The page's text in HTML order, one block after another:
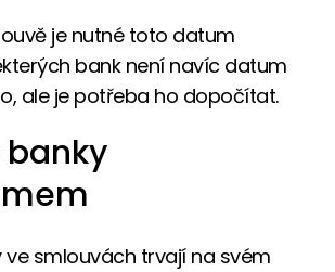
je nutné toto datum
bank není navíc datum
ale je potřeba ho dopočítat.
banky
ve smlouvách trvají na svém